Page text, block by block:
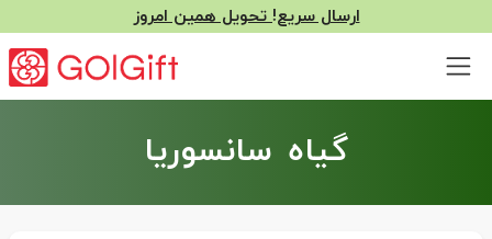
ارسال سریع! تحویل همین امروز
گیاه سانسوریا